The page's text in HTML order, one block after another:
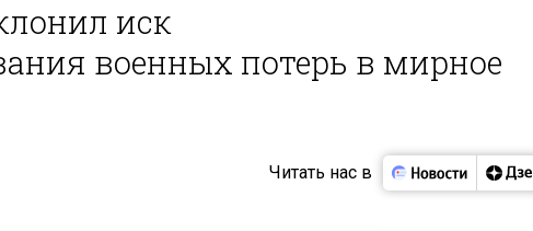
иск
военных потерь в мирное
Читать нас в